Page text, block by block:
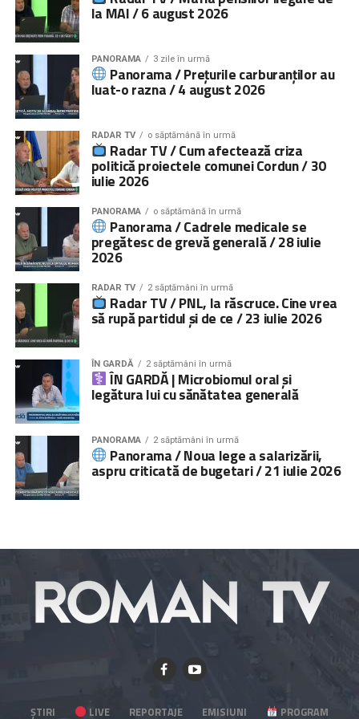
la MAI / 6 august 2026
PANORAMA 3 zile în urmă
Panorama / Prețurile carburanților au
luat-o razna / 4 august 2026
RADAR TV o săptămână în urmă
Radar TV / Cum afectează criza
politică proiectele comunei Cordun / 30
iulie 2026
PANORAMA o săptămână în urmă
Panorama / Cadrele medicale se
pregătesc de grevă generală / 28 iulie
2026
RADAR TV 2 săptămâni în urmă
Radar TV / PNL, la răscruce. Cine vrea
să rupă partidul și de ce / 23 iulie 2026
ÎN GARDĂ 2 săptămâni în urmă
ÎN GARDĂ | Microbiomul oral și
legătura lui cu sănătatea generală
PANORAMA 2 săptămâni în urmă
Panorama / Noua lege a salarizării,
aspru criticată de bugetari / 21 iulie 2026
ȘTIRI LIVE REPORTAJE EMISIUNI PROGRAM